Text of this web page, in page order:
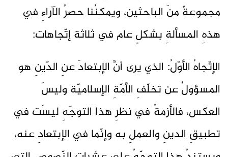
مجموعةٌ منَ الباحثين، ويمكنُنا حصرُ الآراءِ في
هذهِ المسألةِ بشكلٍ عام في ثلاثة إتّجاهات:
الإتّجاهُ الأوّلُ: الذي يرى أنَّ الإبتعادَ عنِ الدّينِ هو
المسؤولُ عن تخلّفِ الأمّةِ الإسلاميّة وليسَ
العكس، فالأزمةُ في نظرِ هذا التوجّهِ ليسَت في
تطبيقِ الدينِ والعملِ به وإنّما في الإبتعادِ عنه،